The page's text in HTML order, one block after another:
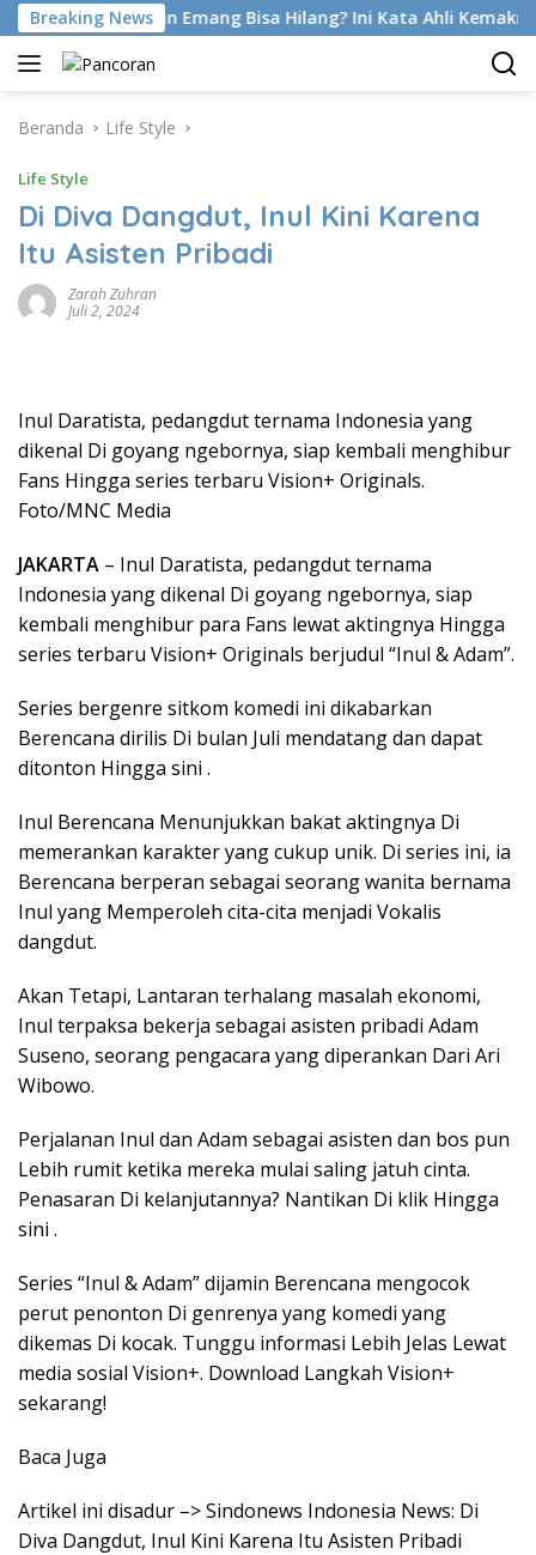
Langsung
ke
konten
Breaking News
Di Latihan Emang Bisa Hilang? Ini Kata Ahli Kemakmuran
Beranda Life Style
Life Style
Di Diva Dangdut, Inul Kini Karena
Itu Asisten Pribadi
Zarah Zuhran
Juli 2, 2024
Inul Daratista, pedangdut ternama Indonesia yang
dikenal Di goyang ngebornya, siap kembali menghibur
Fans Hingga series terbaru Vision+ Originals.
Foto/MNC Media
JAKARTA – Inul Daratista, pedangdut ternama
Indonesia yang dikenal Di goyang ngebornya, siap
kembali menghibur para Fans lewat aktingnya Hingga
series terbaru Vision+ Originals berjudul “Inul & Adam”.
Series bergenre sitkom komedi ini dikabarkan
Berencana dirilis Di bulan Juli mendatang dan dapat
ditonton Hingga sini .
Inul Berencana Menunjukkan bakat aktingnya Di
memerankan karakter yang cukup unik. Di series ini, ia
Berencana berperan sebagai seorang wanita bernama
Inul yang Memperoleh cita-cita menjadi Vokalis
dangdut.
Akan Tetapi, Lantaran terhalang masalah ekonomi,
Inul terpaksa bekerja sebagai asisten pribadi Adam
Suseno, seorang pengacara yang diperankan Dari Ari
Wibowo.
Perjalanan Inul dan Adam sebagai asisten dan bos pun
Lebih rumit ketika mereka mulai saling jatuh cinta.
Penasaran Di kelanjutannya? Nantikan Di klik Hingga
sini .
Series “Inul & Adam” dijamin Berencana mengocok
perut penonton Di genrenya yang komedi yang
dikemas Di kocak. Tunggu informasi Lebih Jelas Lewat
media sosial Vision+. Download Langkah Vision+
sekarang!
Baca Juga
Artikel ini disadur –> Sindonews Indonesia News: Di
Diva Dangdut, Inul Kini Karena Itu Asisten Pribadi